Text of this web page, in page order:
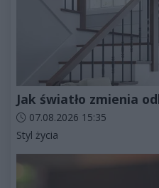
Jak światło zmienia
Data dodania artykułu:
07.08.2026 15:35
Kategorie artykułu:
Styl życia